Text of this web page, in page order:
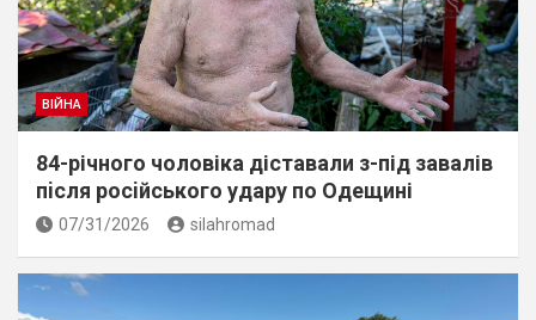
ВІЙНА
84-річного чоловіка діставали з-під завалів
пiсля росiйського удару по Одещині
07/31/2026 silahromad